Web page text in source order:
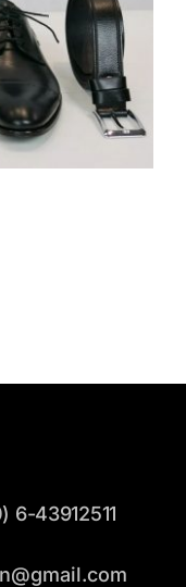
6-43912511